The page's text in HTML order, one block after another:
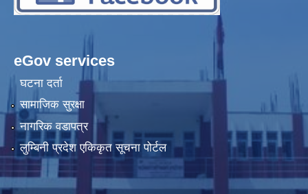
eGov services
घटना दर्ता
सामाजिक सुरक्षा
नागरिक वडापत्र
लुम्बिनी प्रदेश एकिकृत सूचना पोर्टल